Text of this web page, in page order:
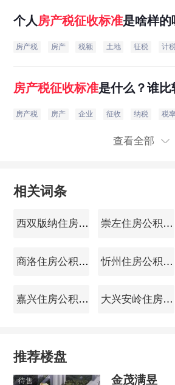
个人 房产税征收标准是啥样的
房产税 房产 税额 土地 征税 计
房产税征收标准是什么？谁比
房产税 房产 企业 征收 纳税 税
查看全部
相关词条
西双版纳住房公积金查询 崇左住房公积金查询
商洛住房公积金查询 忻州住房公积金查询
嘉兴住房公积金查询 大兴安岭住房公积金查询
推荐楼盘
待售 金茂满昱